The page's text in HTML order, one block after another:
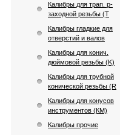
Калибры для трап. p-
заходной резьбы (T
Калибры гладкие для
отверстий и валов
Калибры для конич.
дюймовой резьбы (K)
Калибры для трубной
конической резьбы (R
Калибры для конусов
инструментов (КМ)
Калибры прочие